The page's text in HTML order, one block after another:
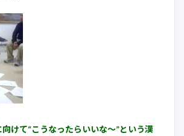
向けて“こうなったらいいな～”という漢